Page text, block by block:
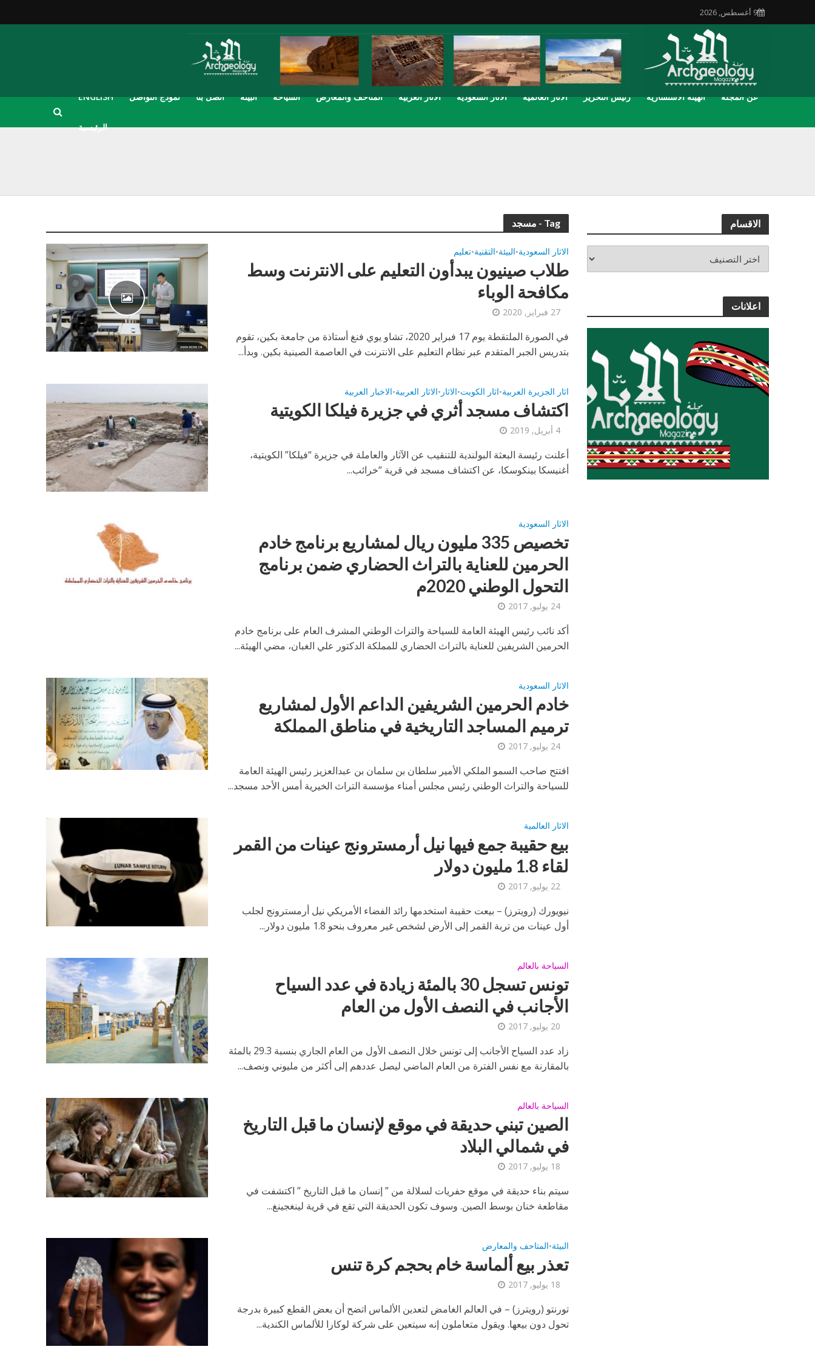
9 أغسطس, 2026
ENGLISH نموذج التواصل اتصل بنا البيئة السياحة المتاحف والمعارض الاثار العربية الاثار السعودية الاثار العالمية رئيس التحرير الهيئة الاستشارية عن المجلة
الرئيسية
Tag - مسجد
الاثار السعودية•البيئة•التقنية•تعليم
طلاب صينيون يبدأون التعليم على الانترنت وسط
مكافحة الوباء
27 فبراير, 2020
في الصورة الملتقطة يوم 17 فبراير 2020، تشاو يوي فنغ أستاذة من جامعة بكين، تقوم
بتدريس الجبر المتقدم عبر نظام التعليم على الانترنت في العاصمة الصينية بكين. وبدأ...
اثار الجزيرة العربية•اثار الكويت•الاثار •الاثار العربية•الاخبار العربية
اكتشاف مسجد أثري في جزيرة فيلكا الكويتية
4 أبريل, 2019
أعلنت رئيسة البعثة البولندية للتنقيب عن الآثار والعاملة في جزيرة “فيلكا” الكويتية،
أغنيسكا بينكوسكا، عن اكتشاف مسجد في قرية “خرائب...
الاثار السعودية
تخصيص 335 مليون ريال لمشاريع برنامج خادم
الحرمين للعناية بالتراث الحضاري ضمن برنامج
التحول الوطني 2020م
24 يوليو, 2017
أكد نائب رئيس الهيئة العامة للسياحة والتراث الوطني المشرف العام على برنامج خادم
الحرمين الشريفين للعناية بالتراث الحضاري للمملكة الدكتور علي الغبان، مضي الهيئة...
الاثار السعودية
​خادم الحرمين الشريفين الداعم الأول لمشاريع
ترميم المساجد التاريخية في مناطق المملكة
24 يوليو, 2017
افتتح صاحب السمو الملكي الأمير سلطان بن سلمان بن عبدالعزيز رئيس الهيئة العامة
للسياحة والتراث الوطني رئيس مجلس أمناء مؤسسة التراث الخيرية أمس الأحد مسجد...
الاثار العالمية
بيع حقيبة جمع فيها نيل أرمسترونج عينات من القمر
لقاء 1.8 مليون دولار
22 يوليو, 2017
نيويورك (رويترز) – بيعت حقيبة استخدمها رائد الفضاء الأمريكي نيل أرمسترونج لجلب
أول عينات من تربة القمر إلى الأرض لشخص غير معروف بنحو 1.8 مليون دولار...
السياحة بالعالم
تونس تسجل 30 بالمئة زيادة في عدد السياح
الأجانب في النصف الأول من العام
20 يوليو, 2017
زاد عدد السياح الأجانب إلى تونس خلال النصف الأول من العام الجاري بنسبة 29.3 بالمئة
بالمقارنة مع نفس الفترة من العام الماضي ليصل عددهم إلى أكثر من مليوني ونصف...
السياحة بالعالم
الصين تبني حديقة في موقع لإنسان ما قبل التاريخ
في شمالي البلاد
18 يوليو, 2017
سيتم بناء حديقة في موقع حفريات لسلالة من ” إنسان ما قبل التاريخ ” اكتشفت في
مقاطعة خنان بوسط الصين. وسوف تكون الحديقة التي تقع في قرية لينغجينغ...
البيئة•المتاحف والمعارض
تعذر بيع ألماسة خام بحجم كرة تنس
18 يوليو, 2017
تورنتو (رويترز) – في العالم الغامض لتعدين الألماس اتضح أن بعض القطع كبيرة بدرجة
تحول دون بيعها. ويقول متعاملون إنه سيتعين على شركة لوكارا للألماس الكندية...
الاقسام
اعلانات